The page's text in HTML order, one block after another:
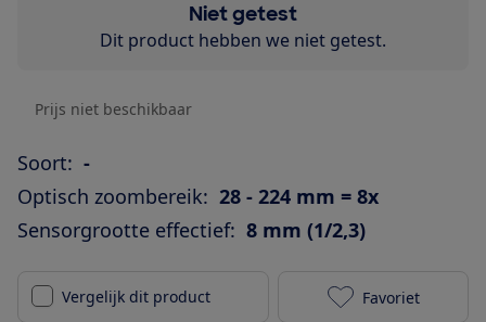
Niet getest
Dit product hebben we niet getest.
Prijs niet beschikbaar
Soort: -
Optisch zoombereik: 28 - 224 mm = 8x
Sensorgrootte effectief: 8 mm (1/2,3)
Vergelijk dit product Canon Ixus
Favoriet